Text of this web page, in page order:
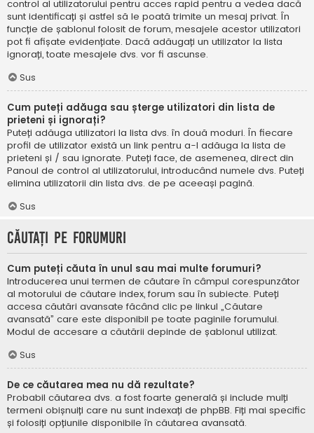
control al utilizatorului pentru acces rapid pentru a vedea dacă
sunt identificați și astfel să le poată trimite un mesaj privat. În
funcție de șablonul folosit de forum, mesajele acestor utilizatori
pot fi afișate evidențiate. Dacă adăugați un utilizator la lista
ignorați, toate mesajele dvs. vor fi ascunse.
Sus
Cum puteți adăuga sau șterge utilizatori din lista de
prieteni și ignorați?
Puteți adăuga utilizatori la lista dvs. în două moduri. În fiecare
profil de utilizator există un link pentru a-l adăuga la lista de
prieteni și / sau ignorate. Puteți face, de asemenea, direct din
Panoul de control al utilizatorului, introducând numele dvs. Puteți
elimina utilizatorii din lista dvs. de pe aceeași pagină.
Sus
Căutați pe forumuri
Cum puteți căuta în unul sau mai multe forumuri?
Introducerea unui termen de căutare în câmpul corespunzător
al motorului de căutare index, forum sau în subiecte. Puteți
accesa căutări avansate făcând clic pe linkul „Căutare
avansată” care este disponibil pe toate paginile forumului.
Modul de accesare a căutării depinde de șablonul utilizat.
Sus
De ce căutarea mea nu dă rezultate?
Probabil căutarea dvs. a fost foarte generală și include mulți
termeni obișnuiți care nu sunt indexați de phpBB. Fiți mai specific
și folosiți opțiunile disponibile în căutarea avansată.